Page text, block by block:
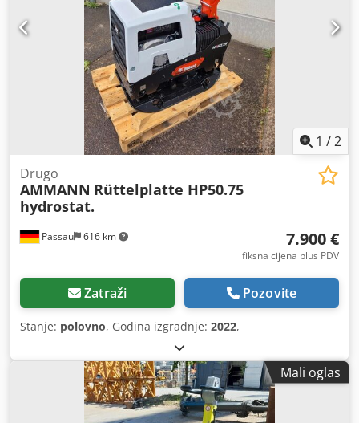
1 /2
Passau 616 km
Drugo
AMMANN Rüttelplatte HP50.75
hydrostat.
7.900 €
fiksna cijena plus PDV
Zatraži Pozovite
Stanje: polovno, Godina izgradnje: 2022,
Mali oglas